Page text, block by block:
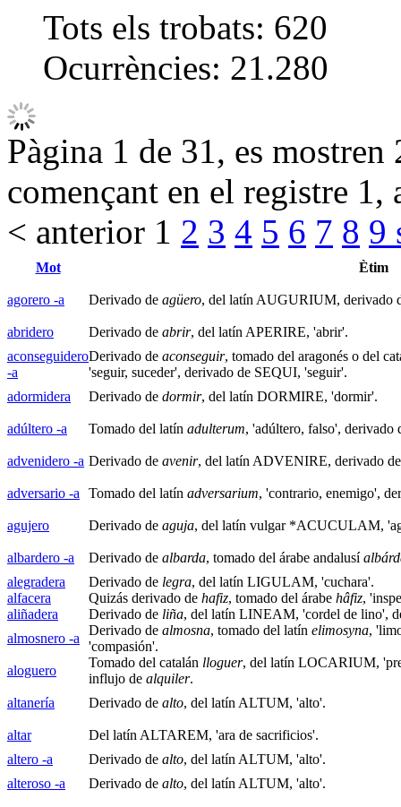
Tots els trobats: 620
Ocurrències: 21.280
Pàgina 1 de 31, es
començant en el registre 1,
< anterior 1 2 3 4 5 6 7 8 9
Mot Ètim
agorero -a Derivado de agüero, del latín AUGURIUM, derivado
abridero Derivado de abrir, del latín APERIRE, 'abrir'.
aconseguidero
-a
Derivado de aconseguir, tomado del aragonés o del
'seguir, suceder', derivado de SEQUI, 'seguir'.
adormidera
Derivado de dormir, del latín DORMIRE, 'dormir'.
adúltero -a Tomado del latín adulterum, 'adúltero, falso', derivado
advenidero -a Derivado de avenir, del latín ADVENIRE, derivado
adversario -a Tomado del latín adversarium, 'contrario, enemigo',
agujero Derivado de aguja, del latín vulgar *ACUCULAM,
albardero -a Derivado de albarda, tomado del árabe andalusí
alegradera
Derivado de legra, del latín LIGULAM, 'cuchara'.
alfacera
Quizás derivado de hafiz, tomado del árabe hâfiz,
aliñadera
Derivado de liña, del latín LINEAM, 'cordel de lino',
almosnero -a
Derivado de almosna, tomado del latín elimosyna,
'compasión'.
aloguero
Tomado del catalán lloguer, del latín LOCARIUM,
influjo de alquiler.
altanería
Derivado de alto, del latín ALTUM, 'alto'.
altar
Del latín ALTAREM, 'ara de sacrificios'.
altero -a
Derivado de alto, del latín ALTUM, 'alto'.
alteroso -a
Derivado de alto, del latín ALTUM, 'alto'.